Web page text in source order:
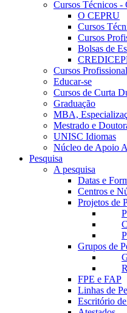
Cursos Técnicos -
O CEPRU
Cursos
Cursos
Bolsas de
Cursos
Educar-se
Cursos de Curta
Graduação
MBA,
Mestrado e
UNISC Idiomas
Núcleo de Apoio
Pesquisa
A pesquisa
Datas e
Centros e
Projetos de
Grupos de
FPE e FAP
Linhas de
Escritório